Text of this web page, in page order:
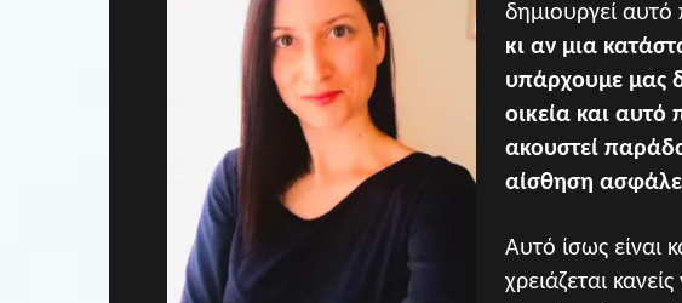
δημιουργεί
κι αν μια
υπάρχουμε μας
οικεία και αυτό
ακουστεί
αίσθηση
Αυτό ίσως είναι
χρειάζεται